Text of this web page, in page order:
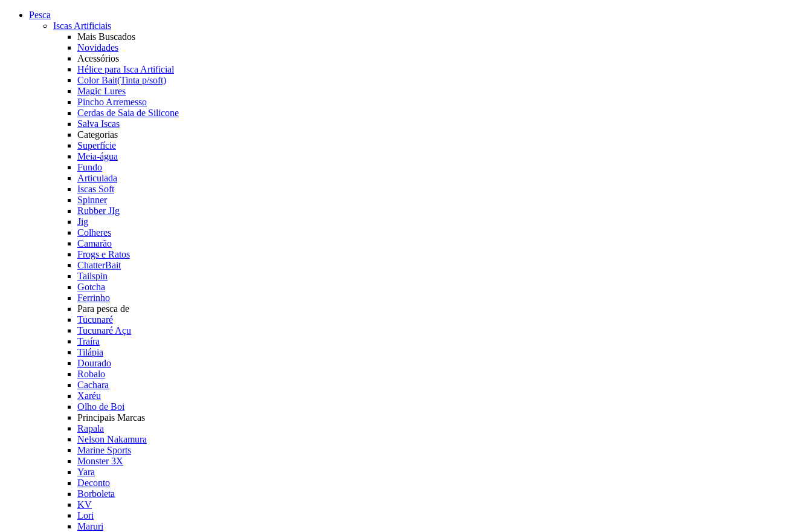
Pesca
Iscas Artificiais
Mais Buscados
Novidades
Acessórios
Hélice para Isca Artificial
Color Bait(Tinta p/soft)
Magic Lures
Pincho Arremesso
Cerdas de Saia de Silicone
Salva Iscas
Categorias
Superfície
Meia-água
Fundo
Articulada
Iscas Soft
Spinner
Rubber JIg
Jig
Colheres
Camarão
Frogs e Ratos
ChatterBait
Tailspin
Gotcha
Ferrinho
Para pesca de
Tucunaré
Tucunaré Açu
Traíra
Tilápia
Dourado
Robalo
Cachara
Xaréu
Olho de Boi
Principais Marcas
Rapala
Nelson Nakamura
Marine Sports
Monster 3X
Yara
Deconto
Borboleta
KV
Lori
Maruri